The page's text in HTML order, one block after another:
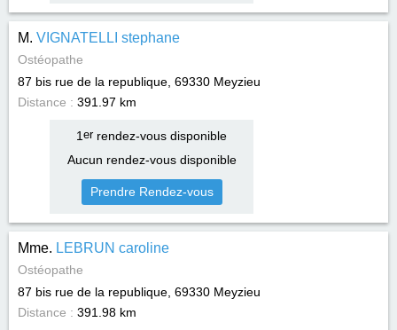
M. VIGNATELLI stephane
Ostéopathe
87 bis rue de la republique, 69330 Meyzieu
Distance : 391.97 km
1 errendez-vous disponible
Aucun rendez-vous disponible
Prendre Rendez-vous
Mme. LEBRUN caroline
Ostéopathe
87 bis rue de la republique, 69330 Meyzieu
Distance : 391.98 km